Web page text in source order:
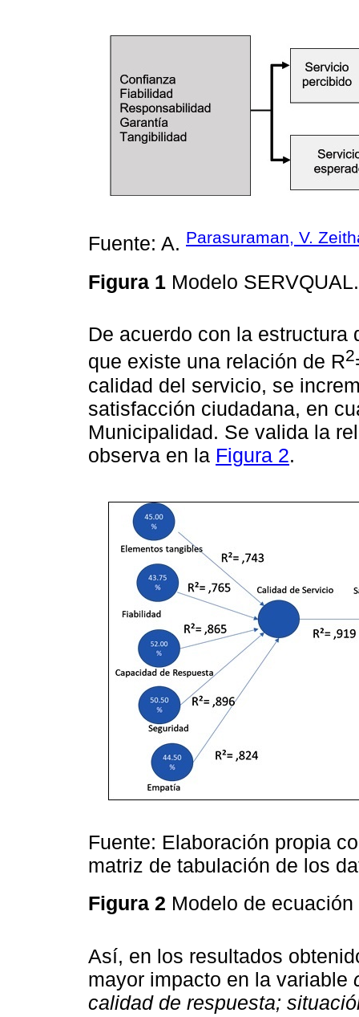
Fuente: A. Parasuraman, V.
Figura 1 Modelo
De acuerdo con la estructura
que existe una relación de R2
calidad del servicio, se
satisfacción ciudadana, en
Municipalidad. Se valida la
observa en la Figura 2.
Fuente: Elaboración propia
matriz de tabulación de los
Figura 2 Modelo de
Así, en los resultados
mayor impacto en la variable
calidad de respuesta;